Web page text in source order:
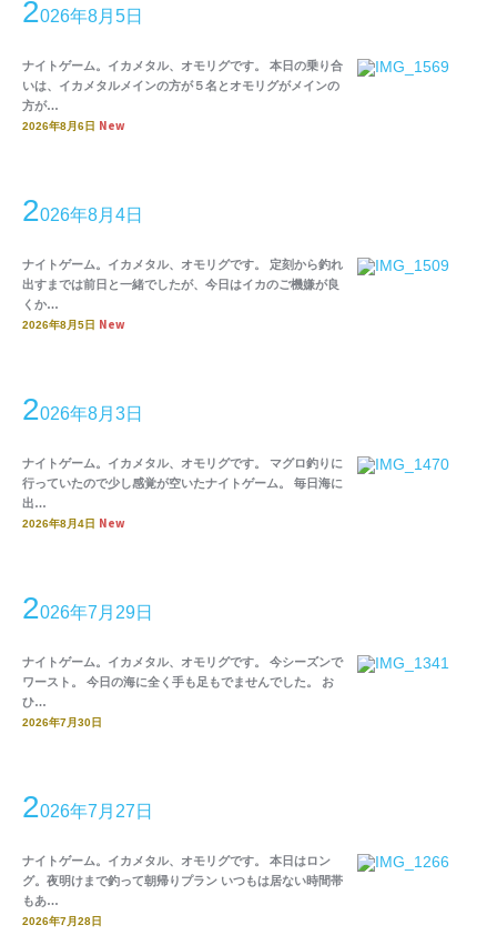
2026年8月5日
ナイトゲーム。イカメタル、オモリグです。 本日の乗り合
いは、イカメタルメインの方が５名とオモリグがメインの
方が…
2026年8月6日 New
2026年8月4日
ナイトゲーム。イカメタル、オモリグです。 定刻から釣れ
出すまでは前日と一緒でしたが、今日はイカのご機嫌が良
くか…
2026年8月5日 New
2026年8月3日
ナイトゲーム。イカメタル、オモリグです。 マグロ釣りに
行っていたので少し感覚が空いたナイトゲーム。 毎日海に
出…
2026年8月4日 New
2026年7月29日
ナイトゲーム。イカメタル、オモリグです。 今シーズンで
ワースト。 今日の海に全く手も足もでませんでした。 お
ひ…
2026年7月30日
2026年7月27日
ナイトゲーム。イカメタル、オモリグです。 本日はロン
グ。夜明けまで釣って朝帰りプラン いつもは居ない時間帯
もあ…
2026年7月28日